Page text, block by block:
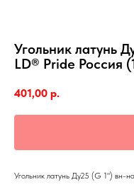
Угольник латунь
LD® Pride Россия
401,00 р.
Угольник латунь Ду25 (G 1") вн-